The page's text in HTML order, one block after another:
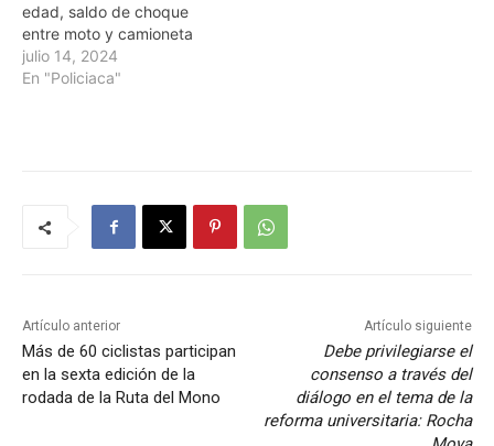
edad, saldo de choque
entre moto y camioneta
julio 14, 2024
En "Policiaca"
Artículo anterior
Más de 60 ciclistas participan
en la sexta edición de la
rodada de la Ruta del Mono
Artículo siguiente
Debe privilegiarse el
consenso a través del
diálogo en el tema de la
reforma universitaria: Rocha